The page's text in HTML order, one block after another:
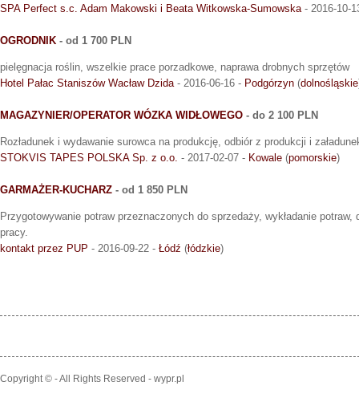
SPA Perfect s.c. Adam Makowski i Beata Witkowska-Sumowska- 2016-10-
OGRODNIK - od 1 700 PLN
pielęgnacja roślin, wszelkie prace porzadkowe, naprawa drobnych sprzętów
Hotel Pałac Staniszów Wacław Dzida- 2016-06-16 - Podgórzyn (dolnośląskie
MAGAZYNIER/OPERATOR WÓZKA WIDŁOWEGO - do 2 100 PLN
Rozładunek i wydawanie surowca na produkcję, odbiór z produkcji i
STOKVIS TAPES POLSKA Sp. z o.o. - 2017-02-07 - Kowale (pomorskie)
GARMAŻER-KUCHARZ - od 1 850 PLN
Przygotowywanie potraw przeznaczonych do sprzedaży, wykładanie
pracy.
kontakt przez PUP - 2016-09-22 - Łódź (łódzkie)
Copyright © - All Rights Reserved - wypr.pl